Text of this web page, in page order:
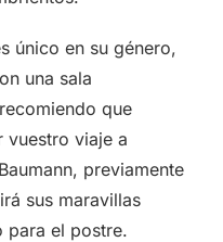
único en su género,
una sala
que
vuestro viaje a
previamente
sus maravillas
para el postre.